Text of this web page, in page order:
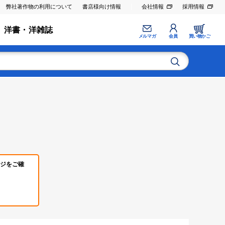
弊社著作物の利用について 書店様向け情報 会社情報 採用情報
洋書・洋雑誌
メルマガ 会員 買い物かご
をご確